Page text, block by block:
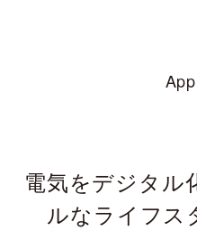
電気をデジタル
ルなライフス